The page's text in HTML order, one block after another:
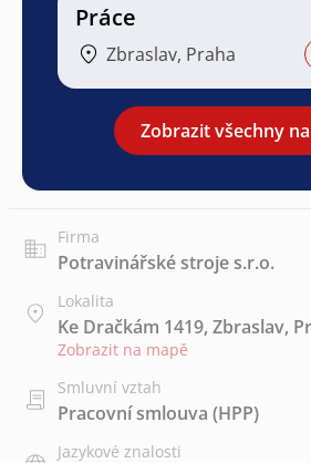
Práce
Zbraslav, Praha
Zobrazit všechny
Firma
Potravinářské stroje s.r.o.
Lokalita
Ke Dračkám 1419, Zbraslav,
Zobrazit na mapě
Smluvní vztah
Pracovní smlouva (HPP)
Jazykové znalosti